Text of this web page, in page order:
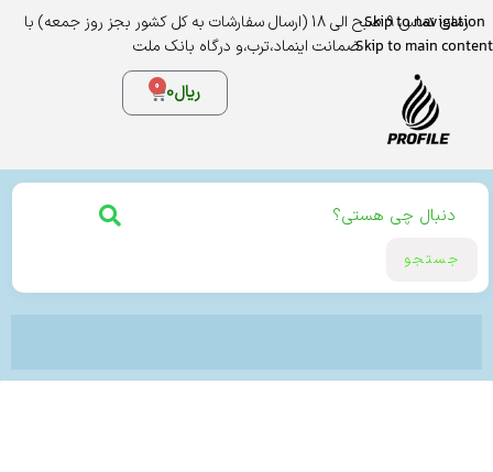
Skip to navigation
Skip to main content
زمان تماس 9 صبح الی 18 (ارسال سفارشات به کل کشور بجز روز جمعه) با
ضمانت اینماد،ترب،و درگاه بانک ملت
ریال0
0
جستجو